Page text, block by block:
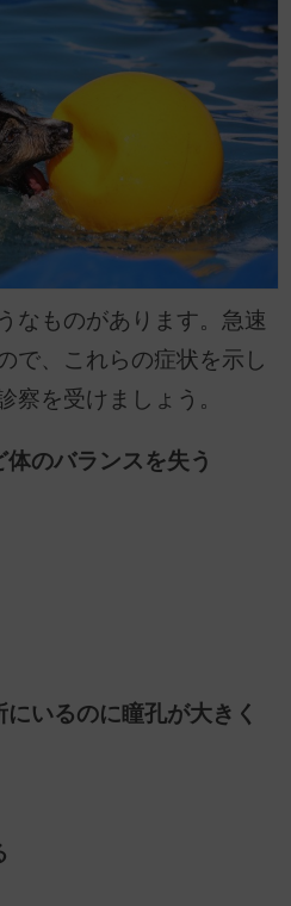
なものがあります。急速
で、これらの症状を示し
察を受けましょう。
のバランスを失う
いるのに瞳孔が大きく